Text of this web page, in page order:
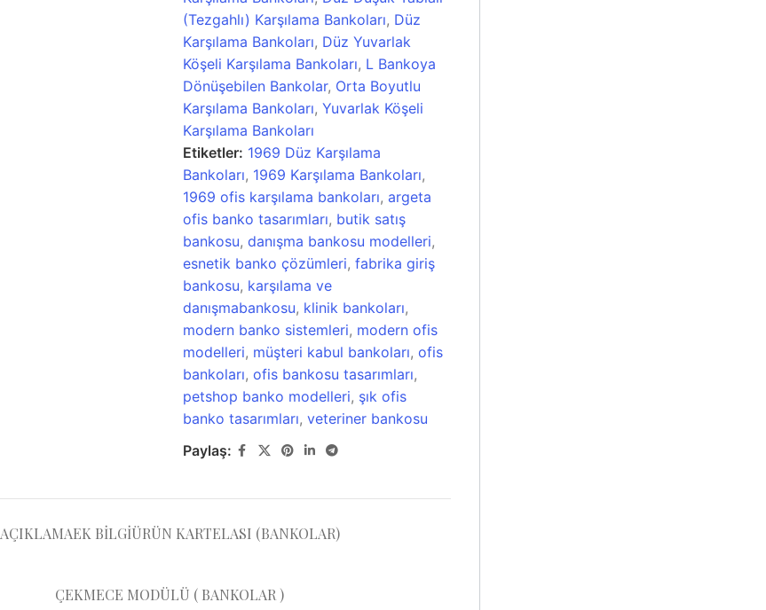
(Tezgahlı) Karşılama Bankoları, Düz
Karşılama Bankoları, Düz Yuvarlak
Köşeli Karşılama Bankoları, L Bankoya
Dönüşebilen Bankolar, Orta Boyutlu
Karşılama Bankoları, Yuvarlak Köşeli
Karşılama Bankoları
Etiketler: 1969 Düz Karşılama
Bankoları, 1969 Karşılama Bankoları,
1969 ofis karşılama bankoları, argeta
ofis banko tasarımları, butik satış
bankosu, danışma bankosu modelleri,
esnetik banko çözümleri, fabrika giriş
bankosu, karşılama ve
danışmabankosu, klinik bankoları,
modern banko sistemleri, modern ofis
modelleri, müşteri kabul bankoları, ofis
bankoları, ofis bankosu tasarımları,
petshop banko modelleri, şık ofis
banko tasarımları, veteriner bankosu
Paylaş:
AÇIKLAMAEK BILGIÜRÜN KARTELASI (BANKOLAR)
ÇEKMECE MODÜLÜ ( BANKOLAR )